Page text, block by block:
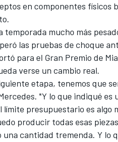
en componentes físicos
temporada mucho más
las pruebas de choque
para el Gran Premio de
verse un cambio real.
etapa, tenemos que
. "Y lo que indiqué es
presupuestario es algo
producir todas esas
cantidad tremenda. Y lo